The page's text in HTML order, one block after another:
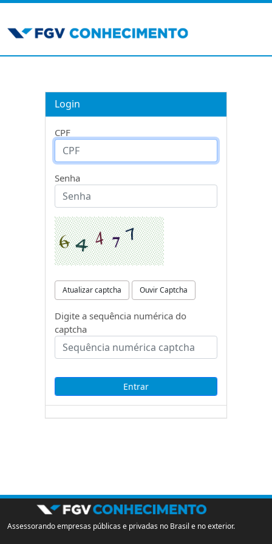
Login
CPF
Senha
Atualizar captcha Ouvir Captcha
Digite a sequência numérica do
captcha
Assessorando empresas públicas e privadas no Brasil e no exterior.